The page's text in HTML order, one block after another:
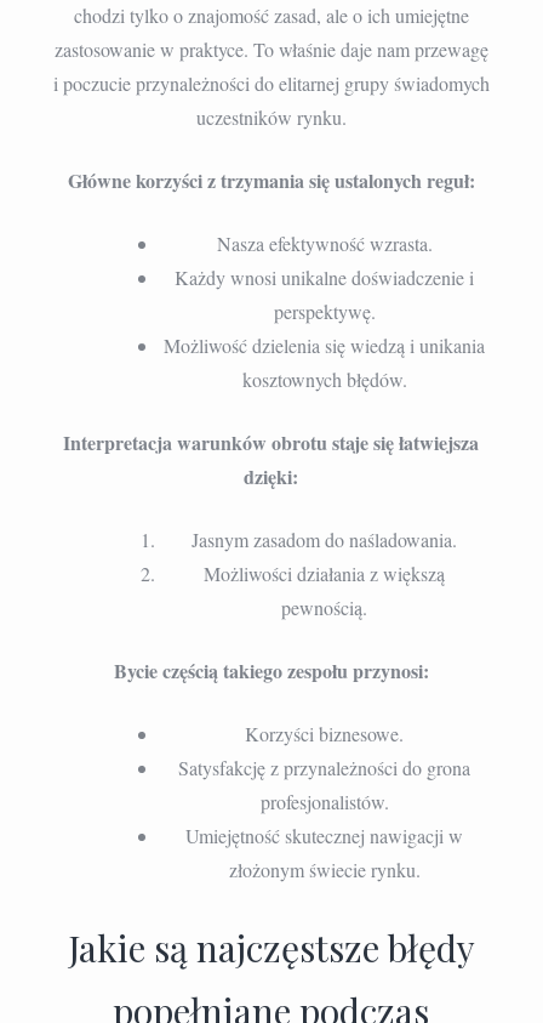
chodzi tylko o znajomość zasad, ale o ich umiejętne
zastosowanie w praktyce. To właśnie daje nam przewagę
i poczucie przynależności do elitarnej grupy świadomych
uczestników rynku.
Główne korzyści z trzymania się ustalonych reguł:
Nasza efektywność wzrasta.
Każdy wnosi unikalne doświadczenie i
perspektywę.
Możliwość dzielenia się wiedzą i unikania
kosztownych błędów.
Interpretacja warunków obrotu staje się łatwiejsza
dzięki:
Jasnym zasadom do naśladowania.
Możliwości działania z większą
pewnością.
Bycie częścią takiego zespołu przynosi:
Korzyści biznesowe.
Satysfakcję z przynależności do grona
profesjonalistów.
Umiejętność skutecznej nawigacji w
złożonym świecie rynku.
Jakie są najczęstsze błędy
popełniane podczas